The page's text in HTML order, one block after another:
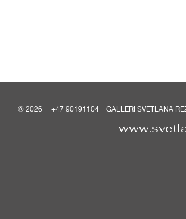
© 2026 +47 90191104 GALLERI SVETLANA